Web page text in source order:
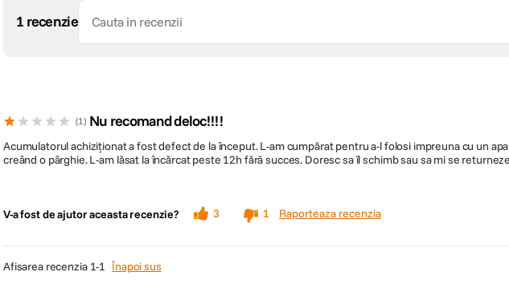
1 recenzie
1 Nu recomand deloc!!!!
Acumulatorul achiziționat a fost defect de la început. L-am cumpărat pentru a-l folosi impreuna cu un
creând o pârghie. L-am lăsat la încărcat peste 12h fără succes. Doresc sa îl schimb sau sa mi se
V-a fost de ajutor aceasta recenzie? 3 1 Raporteaza recenzia
afisarea recenzia 1-1 Înapoi sus